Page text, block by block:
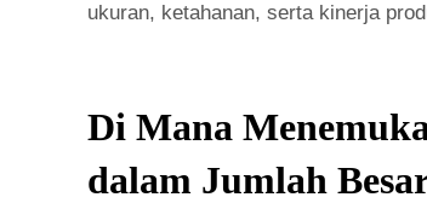
ukuran, ketahanan, serta kinerja
Di Mana
dalam Jumlah